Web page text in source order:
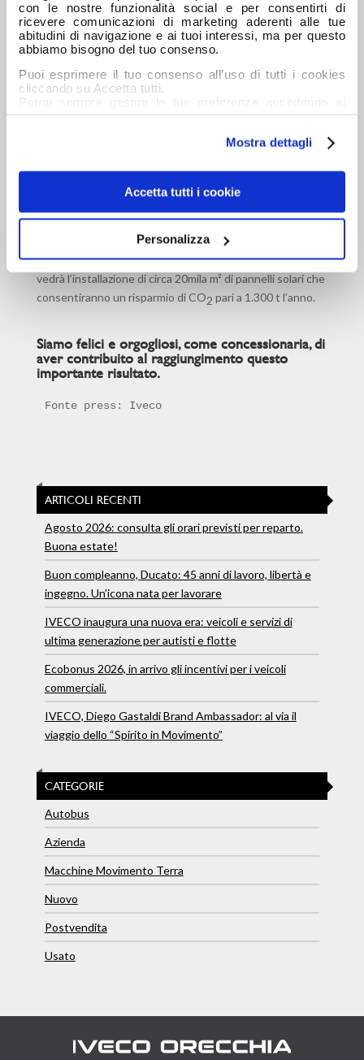
con le nostre funzionalità social e per consentirti di
ricevere comunicazioni di marketing aderenti alle tue
abitudini di navigazione e ai tuoi interessi, ma per questo
abbiamo bisogno del tuo consenso.
Puoi esprimere il tuo consenso all’uso di tutti i cookies
cliccando su Accetta tutti.
Potrai sempre gestire le tue preferenze accedendo ai
Mostra dettagli
Accetta tutti i cookie
Personalizza
Officine
Meccaniche (OM)
nel 1928 e acquisita
dalla Fiat nel 1968.
Dalla produzione
infine, a quello dei veicoli industriali. Nel 1975 la OM è tra i
fabbrica viene scelta per avviare la produzione di
tracciando una roadmap di veicoli tecnologici e sostenibili.
Lo stabilimento stesso è impegnato nella tutela
dell’ambiente e della sostenibilità e nei prossimi mesi
vedrà l’installazione di circa 20mila m² di pannelli solari che
consentiranno un risparmio di CO2 pari a 1.300 t l’anno.
Siamo felici e orgogliosi, come concessionaria, di
aver contribuito al raggiungimento questo
importante risultato.
Fonte press: Iveco
ARTICOLI RECENTI
Agosto 2026: consulta gli orari previsti per reparto.
Buona estate!
Buon compleanno, Ducato: 45 anni di lavoro, libertà e
ingegno. Un’icona nata per lavorare
IVECO inaugura una nuova era: veicoli e servizi di
ultima generazione per autisti e flotte
Ecobonus 2026, in arrivo gli incentivi per i veicoli
commerciali.
IVECO, Diego Gastaldi Brand Ambassador: al via il
viaggio dello “Spirito in Movimento”
CATEGORIE
Autobus
Azienda
Macchine Movimento Terra
Nuovo
Postvendita
Usato